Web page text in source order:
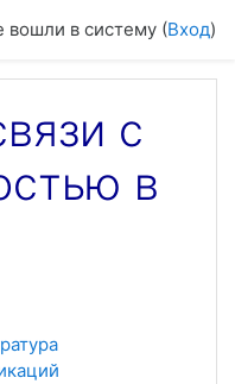
вошли в систему (Вход)
с
в